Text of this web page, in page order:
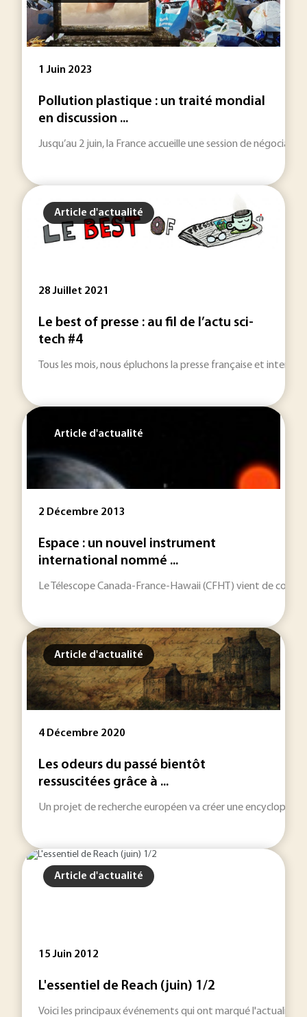
1 Juin 2023
Pollution plastique : un traité mondial
en discussion ...
Jusqu’au 2 juin, la France accueille une session de
Article d'actualité
28 Juillet 2021
Le best of presse : au fil de l’actu sci-
tech #4
Tous les mois, nous épluchons la presse française et
Article d'actualité
2 Décembre 2013
Espace : un nouvel instrument
international nommé ...
Le Télescope Canada-France-Hawaii (CFHT) vient de
Article d'actualité
4 Décembre 2020
Les odeurs du passé bientôt
ressuscitées grâce à ...
Un projet de recherche européen va créer une
Article d'actualité
15 Juin 2012
L'essentiel de Reach (juin) 1/2
Voici les principaux événements qui ont marqué l'actualité